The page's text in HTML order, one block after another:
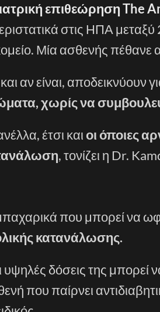
επιθεώρηση The
στις ΗΠΑ
Μία ασθενής πέθανε
αν είναι, αποδεικνύουν
χωρίς να
έτσι και οι όποιες
, τονίζει η Dr.
που μπορεί να
κατανάλωσης.
υψηλές δόσεις της
που παίρνει